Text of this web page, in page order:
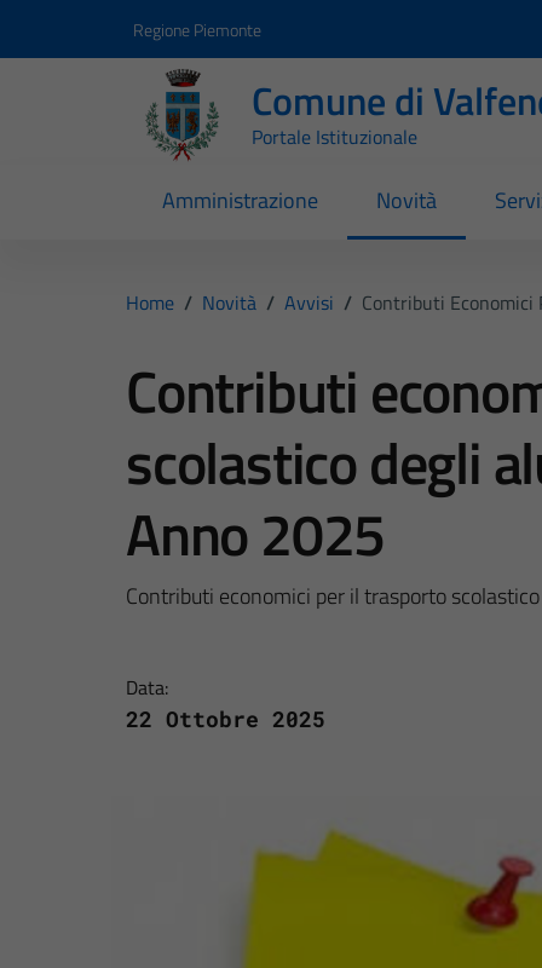
Regione Piemonte
Comune di
Portale Istituzionale
Amministrazione Novità
Home / Novità / Avvisi / Contributi Economici
Contributi
scolastico degli
Anno 2025
Contributi economici per il trasporto
Data:
22 Ottobre 2025